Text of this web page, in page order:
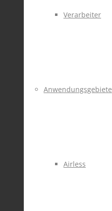
Verarbeiter
Anwendungsgebiete
Airless